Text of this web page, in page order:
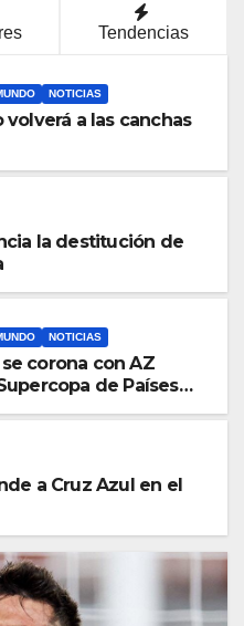
Tendencias
NOTICIAS
volverá a las canchas
la destitución de
NOTICIAS
corona con AZ
de Países
a Cruz Azul en el